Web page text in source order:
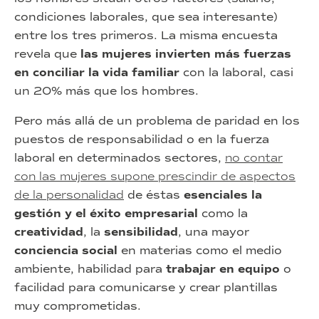
condiciones laborales, que sea interesante)
entre los tres primeros. La misma encuesta
revela que las mujeres invierten más fuerzas
en conciliar la vida familiar con la laboral, casi
un 20% más que los hombres.
Pero más allá de un problema de paridad en los
puestos de responsabilidad o en la fuerza
laboral en determinados sectores, no contar
con las mujeres supone prescindir de aspectos
de la personalidad de éstas esenciales la
gestión y el éxito empresarial como la
creatividad, la sensibilidad, una mayor
conciencia social en materias como el medio
ambiente, habilidad para trabajar en equipo o
facilidad para comunicarse y crear plantillas
muy comprometidas.